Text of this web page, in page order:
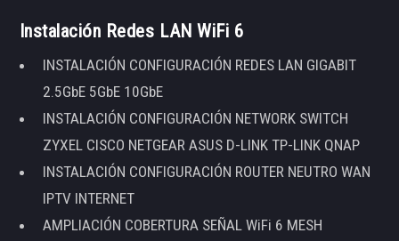
Instalación Redes LAN WiFi 6
INSTALACIÓN CONFIGURACIÓN REDES LAN GIGABIT
2.5GbE 5GbE 10GbE
INSTALACIÓN CONFIGURACIÓN NETWORK SWITCH
ZYXEL CISCO NETGEAR ASUS D-LINK TP-LINK QNAP
INSTALACIÓN CONFIGURACIÓN ROUTER NEUTRO WAN
IPTV INTERNET
AMPLIACIÓN COBERTURA SEÑAL WiFi 6 MESH